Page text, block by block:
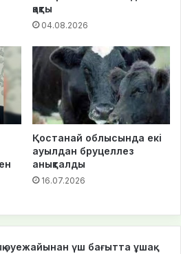
қақты
04.08.2026
Қостанай облысында екі
ауылдан бруцеллез
анықталды
16.07.2026
әуежайынан үш бағытта ұшақ